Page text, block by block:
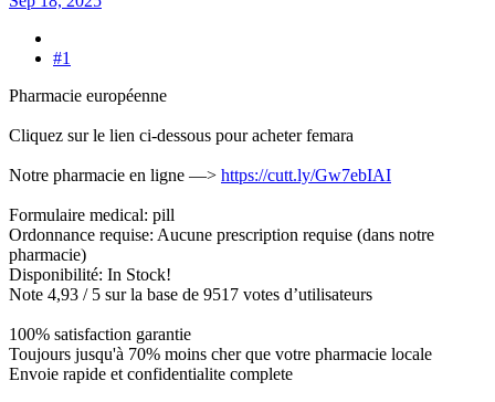
#1
Pharmacie européenne
Cliquez sur le lien ci-dessous pour acheter femara
Notre pharmacie en ligne —> https://cutt.ly/Gw7ebIAI
Formulaire medical: pill
Ordonnance requise: Aucune prescription requise (dans notre
pharmacie)
Disponibilité: In Stock!
Note 4,93 / 5 sur la base de 9517 votes d’utilisateurs
100% satisfaction garantie
Toujours jusqu'à 70% moins cher que votre pharmacie locale
Envoie rapide et confidentialite complete